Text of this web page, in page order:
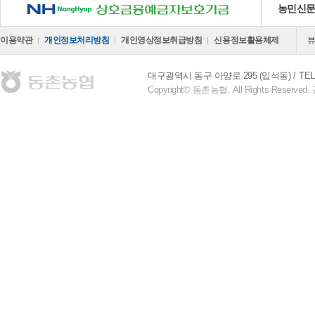
NH 상호금융예금자보호기금 농민신
이용약관 개인정보처리방침 개인영상정보취급방침 신용정보활용체제
대구광역시 동구 아양로 295 (입석동)
Copyright© 동촌농협. All Rights Reserved.